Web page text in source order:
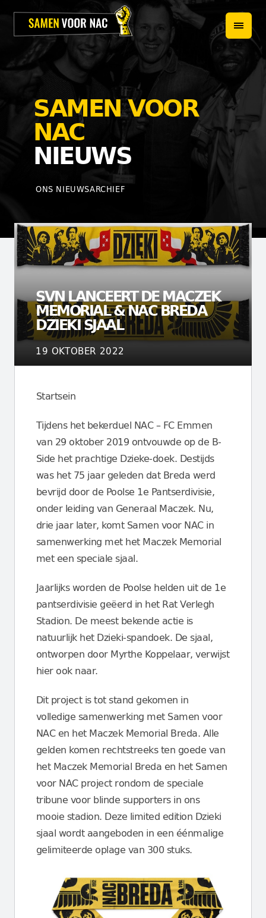
HOME
PROJECTEN
OVER ONS
HET TEAM
NIEUWS
SAMEN VOOR
NAC
NIEUWS
ONS NIEUWSARCHIEF
SVN LANCEERT DE MACZEK
MEMORIAL & NAC BREDA
DZIEKI SJAAL
19 OKTOBER 2022
Startsein
Tijdens het bekerduel NAC – FC Emmen
van 29 oktober 2019 ontvouwde op de B-
Side het prachtige Dzieke-doek. Destijds
was het 75 jaar geleden dat Breda werd
bevrijd door de Poolse 1e Pantserdivisie,
onder leiding van Generaal Maczek. Nu,
drie jaar later, komt Samen voor NAC in
samenwerking met het Maczek Memorial
met een speciale sjaal.
Jaarlijks worden de Poolse helden uit de 1e
pantserdivisie geëerd in het Rat Verlegh
Stadion. De meest bekende actie is
natuurlijk het Dzieki-spandoek. De sjaal,
ontworpen door Myrthe Koppelaar, verwijst
hier ook naar.
Dit project is tot stand gekomen in
volledige samenwerking met Samen voor
NAC en het Maczek Memorial Breda. Alle
gelden komen rechtstreeks ten goede van
het Maczek Memorial Breda en het Samen
voor NAC project rondom de speciale
tribune voor blinde supporters in ons
mooie stadion. Deze limited edition Dzieki
sjaal wordt aangeboden in een éénmalige
gelimiteerde oplage van 300 stuks.